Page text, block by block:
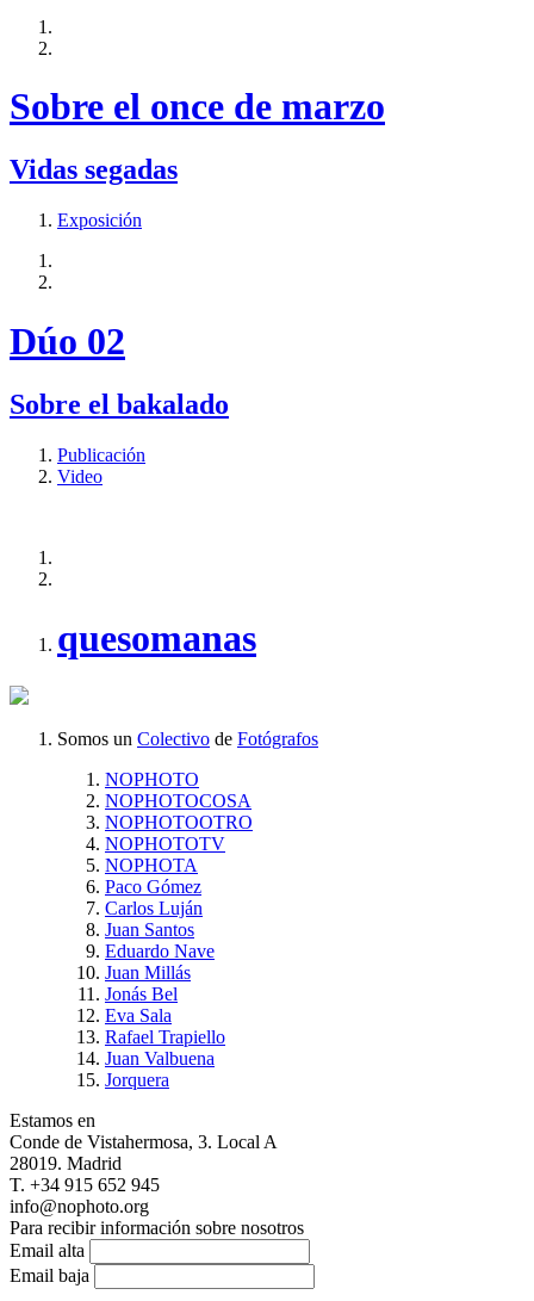
Sobre el once de marzo
Vidas segadas
Exposición
Dúo 02
Sobre el bakalado
Publicación
Video
quesomanas
Somos un Colectivo de Fotógrafos
NOPHOTO
NOPHOTOCOSA
NOPHOTOOTRO
NOPHOTOTV
NOPHOTA
Paco Gómez
Carlos Luján
Juan Santos
Eduardo Nave
Juan Millás
Jonás Bel
Eva Sala
Rafael Trapiello
Juan Valbuena
Jorquera
Estamos en
Conde de Vistahermosa, 3. Local A
28019. Madrid
T. +34 915 652 945
info@nophoto.org
Para recibir información sobre nosotros
Email alta
Email baja